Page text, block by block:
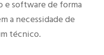
e software de forma
a necessidade de
técnico.